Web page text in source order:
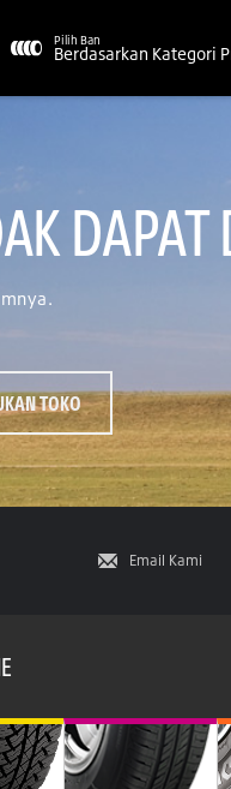
Pilih Ban
Berdasarkan Kategori
TOKO
Email Kami